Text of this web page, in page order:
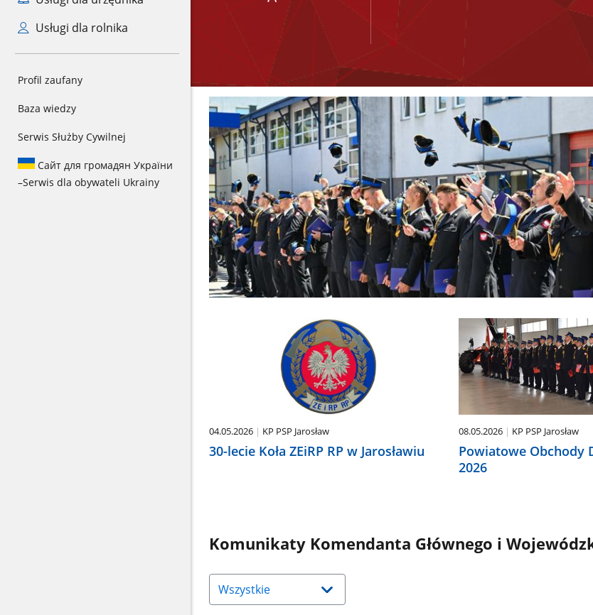
Usługi dla rolnika
Profil zaufany
Baza wiedzy
Serwis Służby Cywilnej
Сайт для громадян України
–Serwis dla obywateli Ukrainy
04.05.2026 KP PSP Jarosław
30-lecie Koła ZEiRP RP w Jarosławiu
08.05.2026 KP PSP Jarosław
Powiatowe Obchody
2026
Komunikaty Komendanta Głównego i
Naciśnij
strzałkę
w